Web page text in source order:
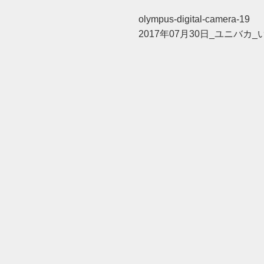
olympus-digital-camera-19
2017年07月30日_ユニバカ_